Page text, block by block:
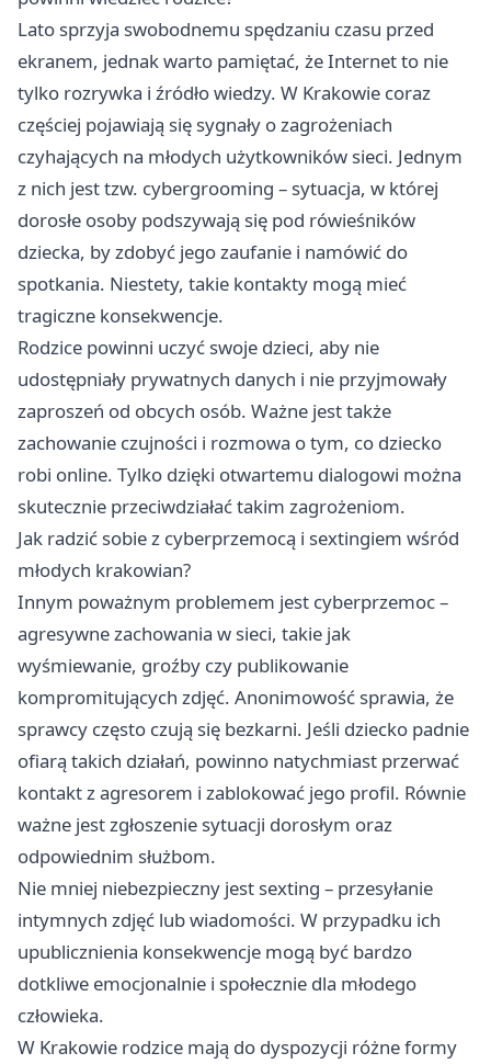
Lato sprzyja swobodnemu spędzaniu czasu przed
ekranem, jednak warto pamiętać, że Internet to nie
tylko rozrywka i źródło wiedzy. W Krakowie coraz
częściej pojawiają się sygnały o zagrożeniach
czyhających na młodych użytkowników sieci. Jednym
z nich jest tzw. cybergrooming – sytuacja, w której
dorosłe osoby podszywają się pod rówieśników
dziecka, by zdobyć jego zaufanie i namówić do
spotkania. Niestety, takie kontakty mogą mieć
tragiczne konsekwencje.
Rodzice powinni uczyć swoje dzieci, aby nie
udostępniały prywatnych danych i nie przyjmowały
zaproszeń od obcych osób. Ważne jest także
zachowanie czujności i rozmowa o tym, co dziecko
robi online. Tylko dzięki otwartemu dialogowi można
skutecznie przeciwdziałać takim zagrożeniom.
Jak radzić sobie z cyberprzemocą i sextingiem wśród
młodych krakowian?
Innym poważnym problemem jest cyberprzemoc –
agresywne zachowania w sieci, takie jak
wyśmiewanie, groźby czy publikowanie
kompromitujących zdjęć. Anonimowość sprawia, że
sprawcy często czują się bezkarni. Jeśli dziecko padnie
ofiarą takich działań, powinno natychmiast przerwać
kontakt z agresorem i zablokować jego profil. Równie
ważne jest zgłoszenie sytuacji dorosłym oraz
odpowiednim służbom.
Nie mniej niebezpieczny jest sexting – przesyłanie
intymnych zdjęć lub wiadomości. W przypadku ich
upublicznienia konsekwencje mogą być bardzo
dotkliwe emocjonalnie i społecznie dla młodego
człowieka.
W Krakowie rodzice mają do dyspozycji różne formy